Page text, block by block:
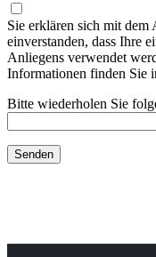
lasse
dieses
Feld
leer.
Sie erklären sich mit dem
einverstanden, dass Ihre
Anliegens verwendet
Informationen finden Sie
Bitte wiederholen Sie